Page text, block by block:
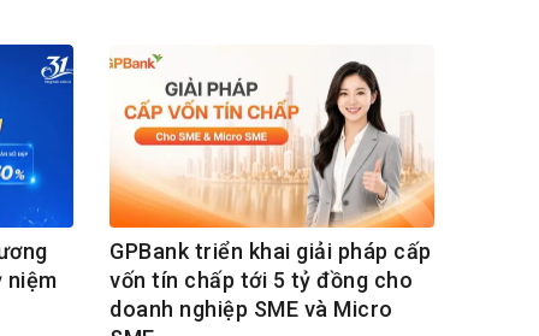
niệm
GPBank triển khai giải pháp cấp
vốn tín chấp tới 5 tỷ đồng cho
doanh nghiệp SME và Micro